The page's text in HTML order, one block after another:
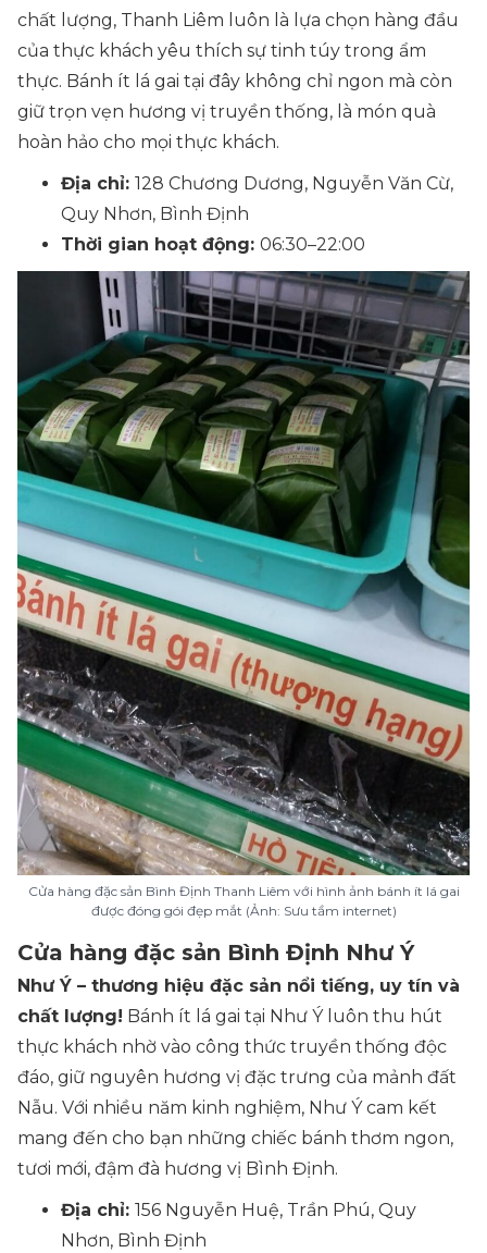
chất lượng, Thanh Liêm luôn là lựa chọn hàng đầu
của thực khách yêu thích sự tinh túy trong ẩm
thực. Bánh ít lá gai tại đây không chỉ ngon mà còn
giữ trọn vẹn hương vị truyền thống, là món quà
hoàn hảo cho mọi thực khách.
Địa chỉ: 128 Chương Dương, Nguyễn Văn Cừ,
Quy Nhơn, Bình Định
Thời gian hoạt động: 06:30–22:00
Cửa hàng đặc sản Bình Định Thanh Liêm với hình ảnh bánh ít lá gai
được đóng gói đẹp mắt (Ảnh: Sưu tầm internet)
Cửa hàng đặc sản Bình Định Như Ý
Như Ý – thương hiệu đặc sản nổi tiếng, uy tín và
chất lượng! Bánh ít lá gai tại Như Ý luôn thu hút
thực khách nhờ vào công thức truyền thống độc
đáo, giữ nguyên hương vị đặc trưng của mảnh đất
Nẫu. Với nhiều năm kinh nghiệm, Như Ý cam kết
mang đến cho bạn những chiếc bánh thơm ngon,
tươi mới, đậm đà hương vị Bình Định.
Địa chỉ: 156 Nguyễn Huệ, Trần Phú, Quy
Nhơn, Bình Định